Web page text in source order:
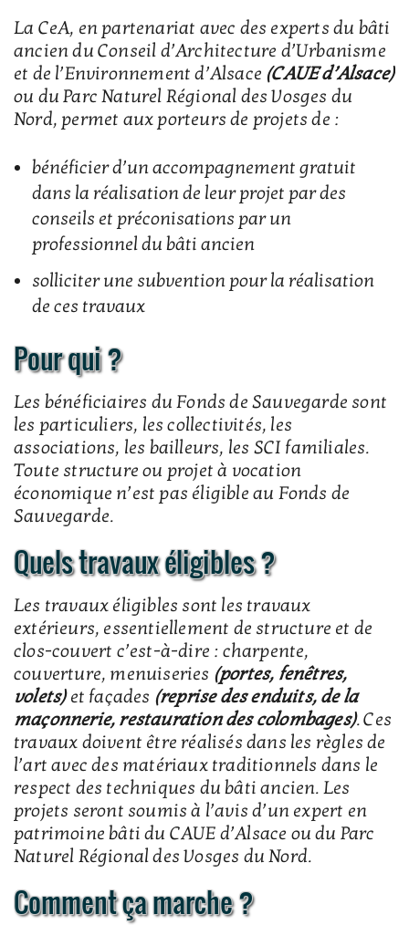
La CeA, en partenariat avec des experts du bâti
ancien du Conseil d’Architecture d’Urbanisme
et de l’Environnement d’Alsace (CAUE d’Alsace)
ou du Parc Naturel Régional des Vosges du
Nord, permet aux porteurs de projets de :
bénéficier d’un accompagnement gratuit
dans la réalisation de leur projet par des
conseils et préconisations par un
professionnel du bâti ancien
solliciter une subvention pour la réalisation
de ces travaux
Pour qui ?
Les bénéficiaires du Fonds de Sauvegarde sont
les particuliers, les collectivités, les
associations, les bailleurs, les SCI familiales.
Toute structure ou projet à vocation
économique n’est pas éligible au Fonds de
Sauvegarde.
Quels travaux éligibles ?
Les travaux éligibles sont les travaux
extérieurs, essentiellement de structure et de
clos-couvert c’est-à-dire : charpente,
couverture, menuiseries (portes, fenêtres,
volets)et façades (reprise des enduits, de la
maçonnerie, restauration des colombages). Ces
travaux doivent être réalisés dans les règles de
l’art avec des matériaux traditionnels dans le
respect des techniques du bâti ancien. Les
projets seront soumis à l’avis d’un expert en
patrimoine bâti du CAUE d’Alsace ou du Parc
Naturel Régional des Vosges du Nord.
Comment ça marche ?